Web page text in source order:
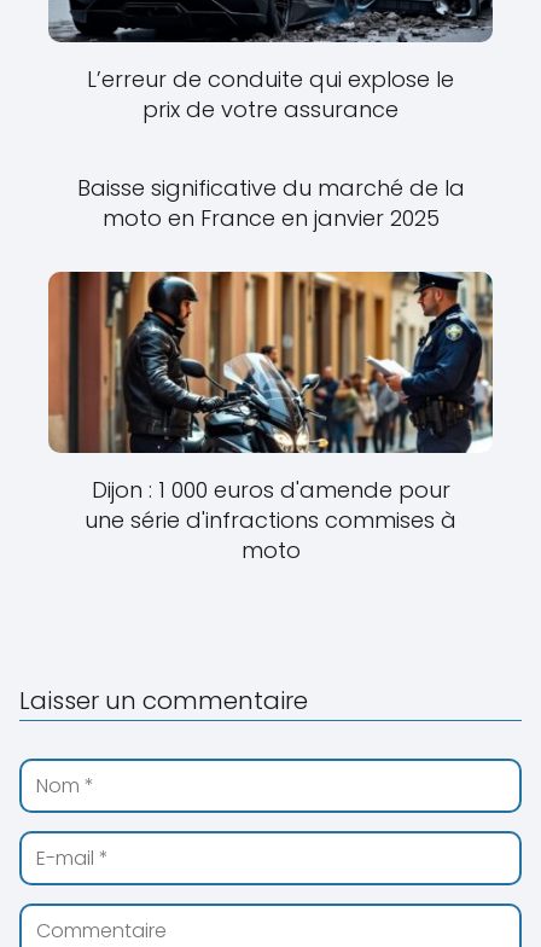
L’erreur de conduite qui explose le
prix de votre assurance
Baisse significative du marché de la
moto en France en janvier 2025
Dijon : 1 000 euros d'amende pour
une série d'infractions commises à
moto
Laisser un commentaire